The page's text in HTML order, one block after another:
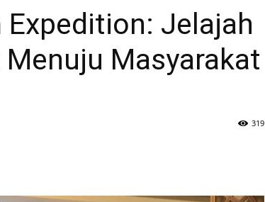
Jelajah
Masyarakat
319